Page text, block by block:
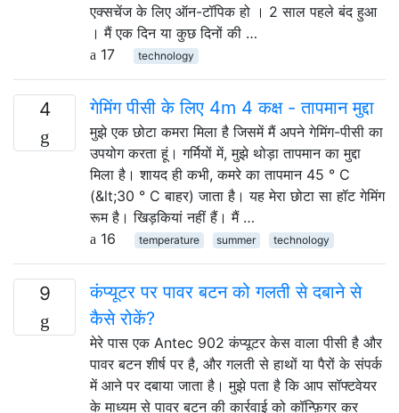
एक्सचेंज के लिए ऑन-टॉपिक हो । 2 साल पहले बंद हुआ
। मैं एक दिन या कुछ दिनों की …
17
technology
4 गेमिंग पीसी के लिए 4m 4 कक्ष - तापमान मुद्दा
मुझे एक छोटा कमरा मिला है जिसमें मैं अपने गेमिंग-पीसी का
उपयोग करता हूं। गर्मियों में, मुझे थोड़ा तापमान का मुद्दा
मिला है। शायद ही कभी, कमरे का तापमान 45 ° C
(&lt;30 ° C बाहर) जाता है। यह मेरा छोटा सा हॉट गेमिंग
रूम है। खिड़कियां नहीं हैं। मैं …
16
temperature summer technology
9
कंप्यूटर पर पावर बटन को गलती से दबाने से
कैसे रोकें?
मेरे पास एक Antec 902 कंप्यूटर केस वाला पीसी है और
पावर बटन शीर्ष पर है, और गलती से हाथों या पैरों के संपर्क
में आने पर दबाया जाता है। मुझे पता है कि आप सॉफ्टवेयर
के माध्यम से पावर बटन की कार्रवाई को कॉन्फ़िगर कर